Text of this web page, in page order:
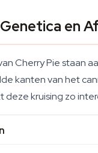
en
Cherry Pie staan
kanten van het
deze kruising zo